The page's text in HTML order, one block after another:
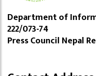
Department of
222/073-74
Press Council Nepal